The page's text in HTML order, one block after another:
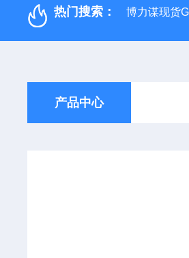
热门搜索： 博力谋现货
产品中心